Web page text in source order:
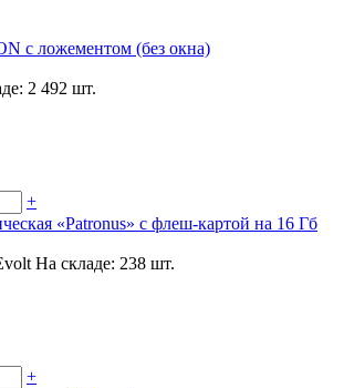
с ложементом (без окна)
2 492 шт.
+
«Patronus» с флеш-картой на 16 Гб
На складе: 238 шт.
+